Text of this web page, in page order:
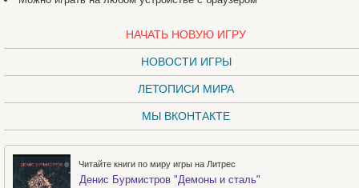
НАЧАТЬ НОВУЮ ИГРУ
НОВОСТИ ИГРЫ
ЛЕТОПИСИ МИРА
МЫ ВКОНТАКТЕ
Читайте книги по миру игры на Литрес
Денис Бурмистров "Демоны и сталь"